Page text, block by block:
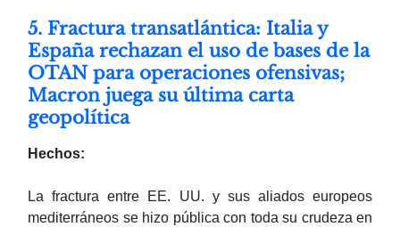
5. Fractura transatlántica: Italia y
España rechazan el uso de bases de la
OTAN para operaciones ofensivas;
Macron juega su última carta
geopolítica
Hechos:
La fractura entre EE. UU. y sus aliados europeos
mediterráneos se hizo pública con toda su crudeza en